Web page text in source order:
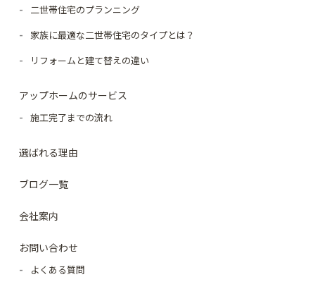
二世帯住宅のプランニング
家族に最適な二世帯住宅のタイプとは？
リフォームと建て替えの違い
アップホームのサービス
施工完了までの流れ
選ばれる理由
ブログ一覧
会社案内
お問い合わせ
よくある質問